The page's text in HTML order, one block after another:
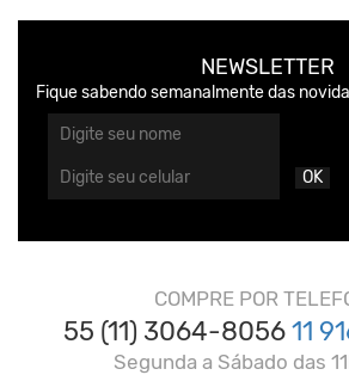
NEWSLETTER
Fique sabendo semanalmente das
OK
COMPRE POR
55 (11) 3064-805611
Segunda a Sábado das